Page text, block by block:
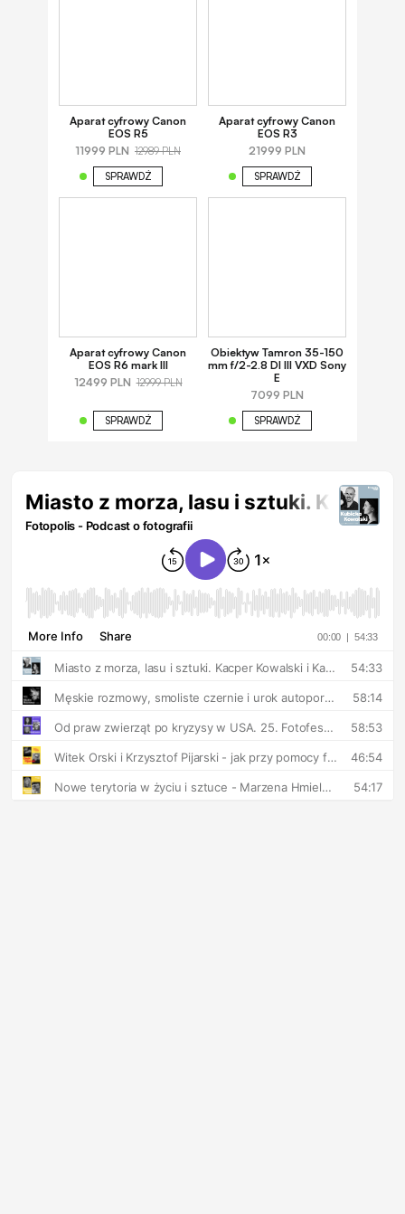
Aparat cyfrowy Canon
EOS R5
11999 PLN 12989 PLN
SPRAWDŹ
Aparat cyfrowy Canon
EOS R3
21999 PLN
SPRAWDŹ
Aparat cyfrowy Canon
EOS R6 mark III
12499 PLN 12999 PLN
SPRAWDŹ
Obiektyw Tamron 35-150
mm f/2-2.8 DI III VXD Sony
E
7099 PLN
SPRAWDŹ